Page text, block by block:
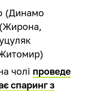
(Динамо
(Жирона,
чолі проведе
спаринг з